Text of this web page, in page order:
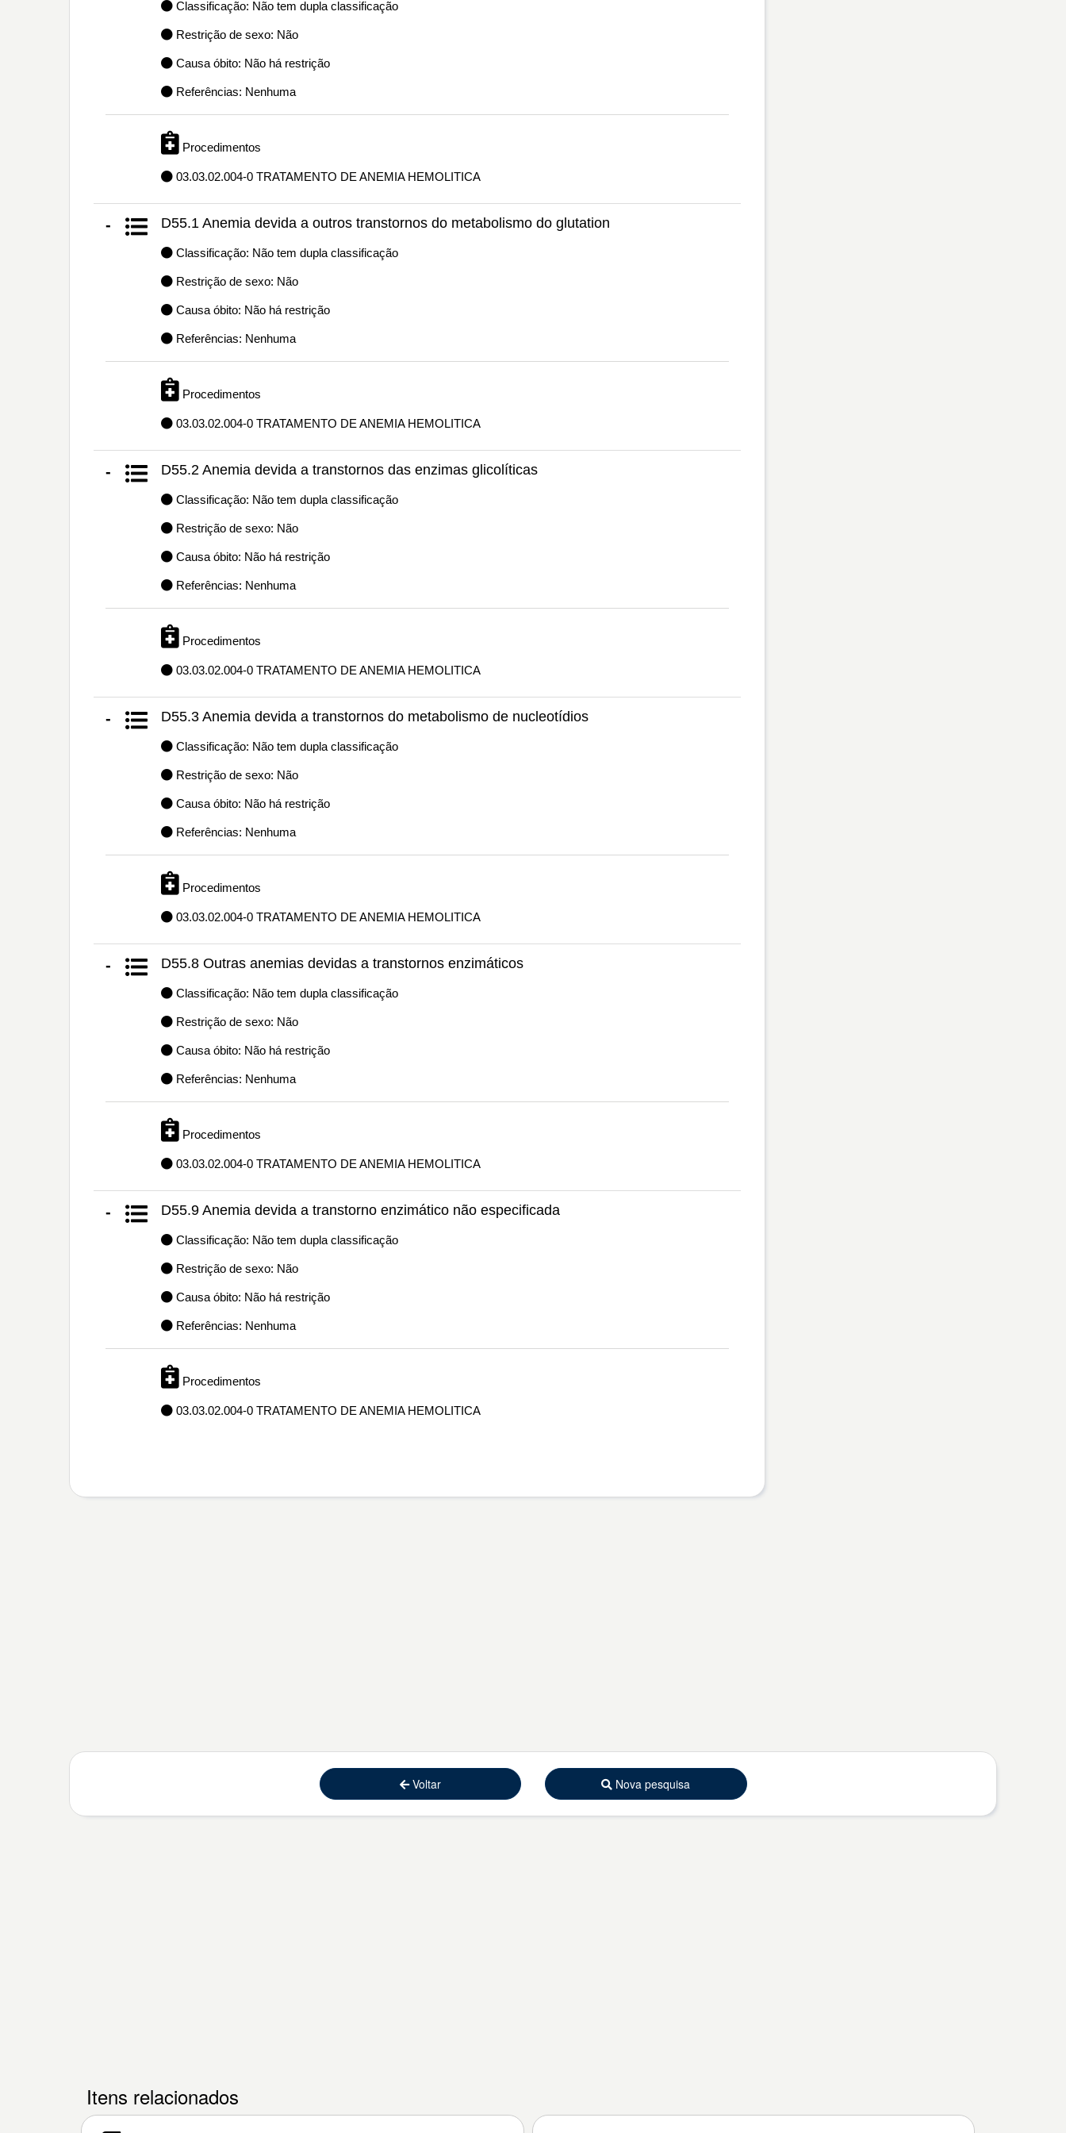
Classificação: Não tem dupla classificação
Restrição de sexo: Não
Causa óbito: Não há restrição
Referências: Nenhuma
Procedimentos
03.03.02.004-0 TRATAMENTO DE ANEMIA HEMOLITICA
- D55.1 Anemia devida a outros transtornos do metabolismo do glutation
Classificação: Não tem dupla classificação
Restrição de sexo: Não
Causa óbito: Não há restrição
Referências: Nenhuma
Procedimentos
03.03.02.004-0 TRATAMENTO DE ANEMIA HEMOLITICA
- D55.2 Anemia devida a transtornos das enzimas glicolíticas
Classificação: Não tem dupla classificação
Restrição de sexo: Não
Causa óbito: Não há restrição
Referências: Nenhuma
Procedimentos
03.03.02.004-0 TRATAMENTO DE ANEMIA HEMOLITICA
- D55.3 Anemia devida a transtornos do metabolismo de nucleotídios
Classificação: Não tem dupla classificação
Restrição de sexo: Não
Causa óbito: Não há restrição
Referências: Nenhuma
Procedimentos
03.03.02.004-0 TRATAMENTO DE ANEMIA HEMOLITICA
- D55.8 Outras anemias devidas a transtornos enzimáticos
Classificação: Não tem dupla classificação
Restrição de sexo: Não
Causa óbito: Não há restrição
Referências: Nenhuma
Procedimentos
03.03.02.004-0 TRATAMENTO DE ANEMIA HEMOLITICA
- D55.9 Anemia devida a transtorno enzimático não especificada
Classificação: Não tem dupla classificação
Restrição de sexo: Não
Causa óbito: Não há restrição
Referências: Nenhuma
Procedimentos
03.03.02.004-0 TRATAMENTO DE ANEMIA HEMOLITICA
Voltar Nova pesquisa
Itens relacionados